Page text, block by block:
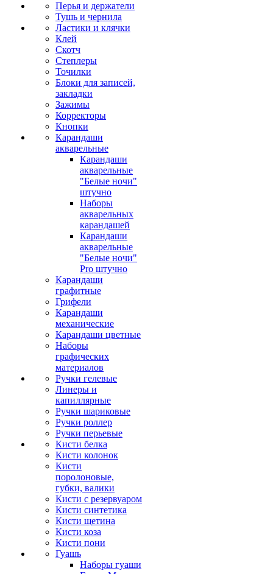
Перья и держатели
Тушь и чернила
Ластики и клячки
Клей
Скотч
Степлеры
Точилки
Блоки для записей,
закладки
Зажимы
Корректоры
Кнопки
Карандаши
акварельные
Карандаши
акварельные
"Белые ночи"
штучно
Наборы
акварельных
карандашей
Карандаши
акварельные
"Белые ночи"
Pro штучно
Карандаши
графитные
Грифели
Карандаши
механические
Карандаши цветные
Наборы
графических
материалов
Ручки гелевые
Линеры и
капиллярные
Ручки шариковые
Ручки роллер
Ручки перьевые
Кисти белка
Кисти колонок
Кисти
поролоновые,
губки, валики
Кисти с резервуаром
Кисти синтетика
Кисти щетина
Кисти коза
Кисти пони
Гуашь
Наборы гуаши